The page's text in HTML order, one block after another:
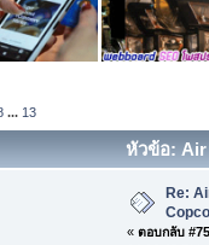
... 13
หัวข้อ: Air
Re:
Copco
« ตอบกลับ